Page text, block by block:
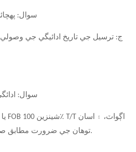
سوال:
سوال:
توهان جي ضرورت مطابق صلاح پڻ ڪري سگهون ٿا.